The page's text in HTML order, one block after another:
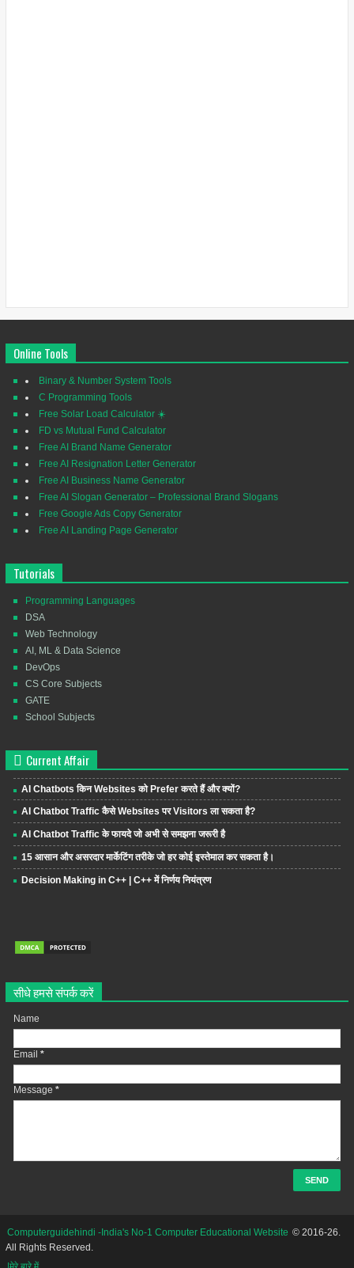
Online Tools
Binary & Number System Tools
C Programming Tools
Free Solar Load Calculator ☀️
FD vs Mutual Fund Calculator
Free AI Brand Name Generator
Free AI Resignation Letter Generator
Free AI Business Name Generator
Free AI Slogan Generator – Professional Brand Slogans
Free Google Ads Copy Generator
Free AI Landing Page Generator
Tutorials
Programming Languages
DSA
Web Technology
AI, ML & Data Science
DevOps
CS Core Subjects
GATE
School Subjects
Current Affair
AI Chatbots किन Websites को Prefer करते हैं और क्यों?
AI Chatbot Traffic कैसे Websites पर Visitors ला सकता है?
AI Chatbot Traffic के फायदे जो अभी से समझना जरूरी है
15 आसान और असरदार मार्केटिंग तरीके जो हर कोई इस्तेमाल कर सकता है।
Decision Making in C++ | C++ में निर्णय नियंत्रण
सीधे हमसे संपर्क करें
Name
Email *
Message *
Computerguidehindi -India's No-1 Computer Educational Website © 2016-26.
All Rights Reserved.